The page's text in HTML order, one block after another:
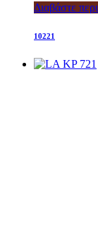
Διαβάστε
10221